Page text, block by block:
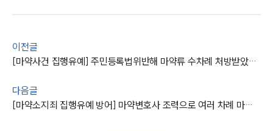
고객의 소리
통합검색
업무사례
이전글
[마약사건 집행유예] 주민등록법위반해 마약류 수차례 처방받았으나, 마약전문변호사 실형을 면함
다음글
[마약소지죄 집행유예 방어] 마약변호사 조력으로 여러 차례 마약 투약한 피고인 실형을 면함